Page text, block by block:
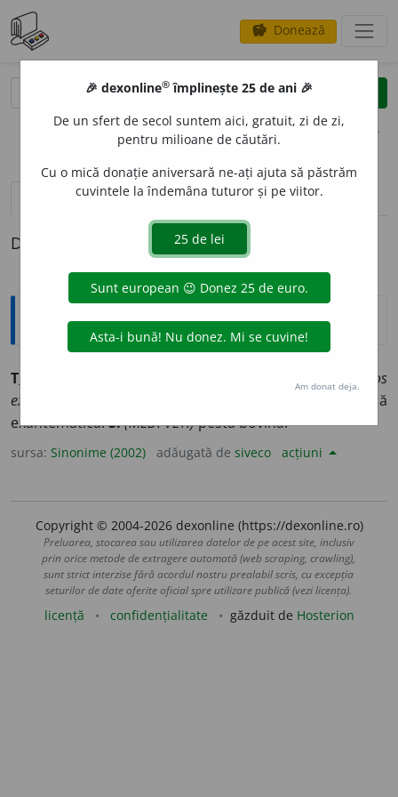
savings Donează
clear
opțiuni
definiții (1) pronunțievolume_up (1)
Definiția cu ID-ul 214751:
Sinonime
T
tifos
exantematic; tifos exantematic
= tifos epidemic, (rar) febră
exantematică.3.(MED. VET.)pestă bovină.
sursa: Sinonime (2002) adăugată de siveco acțiuni
Copyright © 2004-2026 dexonline (https://dexonline.ro)
Preluarea, stocarea sau utilizarea datelor de pe acest site, inclusiv
prin orice metode de extragere automată (web scraping, crawling),
sunt strict interzise fără acordul nostru prealabil scris, cu excepția
seturilor de date oferite oficial spre utilizare publică (vezi licența).
licență confidențialitate găzduit de Hosterion
🎉 dexonline® împlinește 25 de ani 🎉
De un sfert de secol suntem aici, gratuit, zi de zi,
pentru milioane de căutări.
Cu o mică donație aniversară ne-ați ajuta să păstrăm
cuvintele la îndemâna tuturor și pe viitor.
Am donat deja.